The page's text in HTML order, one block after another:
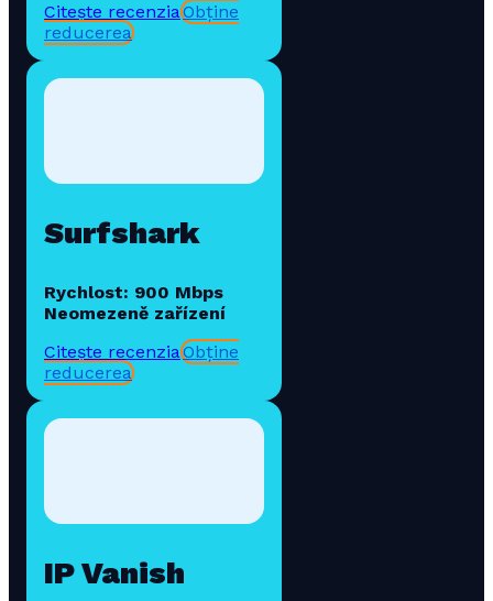
Citește recenziaObține
reducerea
Surfshark
Rychlost: 900 Mbps
Neomezeně zařízení
Citește recenziaObține
reducerea
IP Vanish